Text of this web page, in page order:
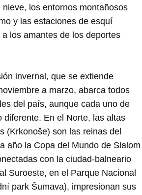
los entornos montañosos
y las estaciones de esquí
los amantes de los deportes
invernal, que se extiende
a marzo, abarca todos
del país, aunque cada uno de
diferente. En el Norte, las altas
(Krkonoše) son las reinas del
año la Copa del Mundo de Slalom
con la ciudad-balneario
Suroeste, en el Parque Nacional
park Šumava), impresionan sus